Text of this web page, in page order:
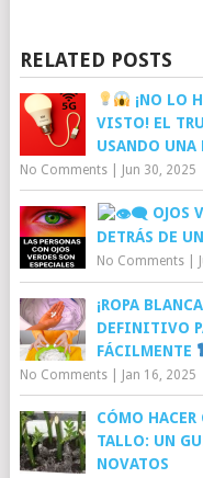
RELATED POSTS
¡NO LO
VISTO! EL
USANDO
No Comments| Jun 30, 2025
OJOS
DETRÁS DE
No Comments|
¡ROPA
DEFINITIVO
FÁCILMENTE
No Comments| Jan 16, 2025
CÓMO HACER
TALLO: UN
NOVATOS